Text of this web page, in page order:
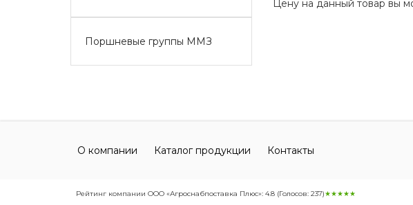
Поршневые группы ММЗ
Цену на данный товар вы
О компании Каталог продукции Контакты
Рейтинг компании ООО «Агроснабпоставка Плюс»: 4.8 (Голосов: 237)★★★★★